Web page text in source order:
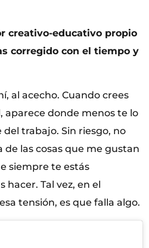
creativo-educativo propio
corregido con el tiempo y
al acecho. Cuando crees
aparece donde menos te lo
trabajo. Sin riesgo, no
de las cosas que me gustan
siempre te estás
hacer. Tal vez, en el
tensión, es que falla algo.